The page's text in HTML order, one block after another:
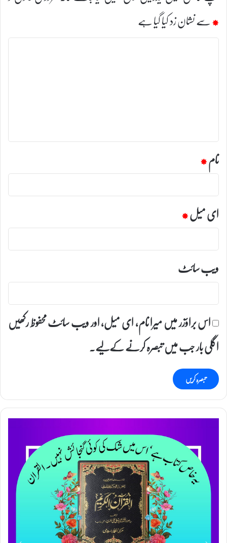
*سے نشان زد کیا گیا ہے
ت
نام*
ای میل*
ویب‌ سائٹ
اس براؤزر میں میرا نام، ای میل، اور ویب سائٹ محفوظ رکھیں
اگلی بار جب میں تبصرہ کرنے کےلیے۔